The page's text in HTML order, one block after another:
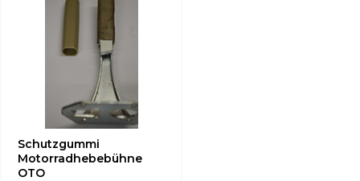
Schutzgummi
Motorradhebebühne
OTO